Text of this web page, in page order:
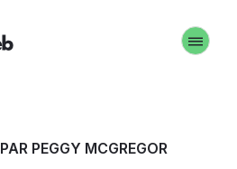
PAR PEGGY MCGREGOR